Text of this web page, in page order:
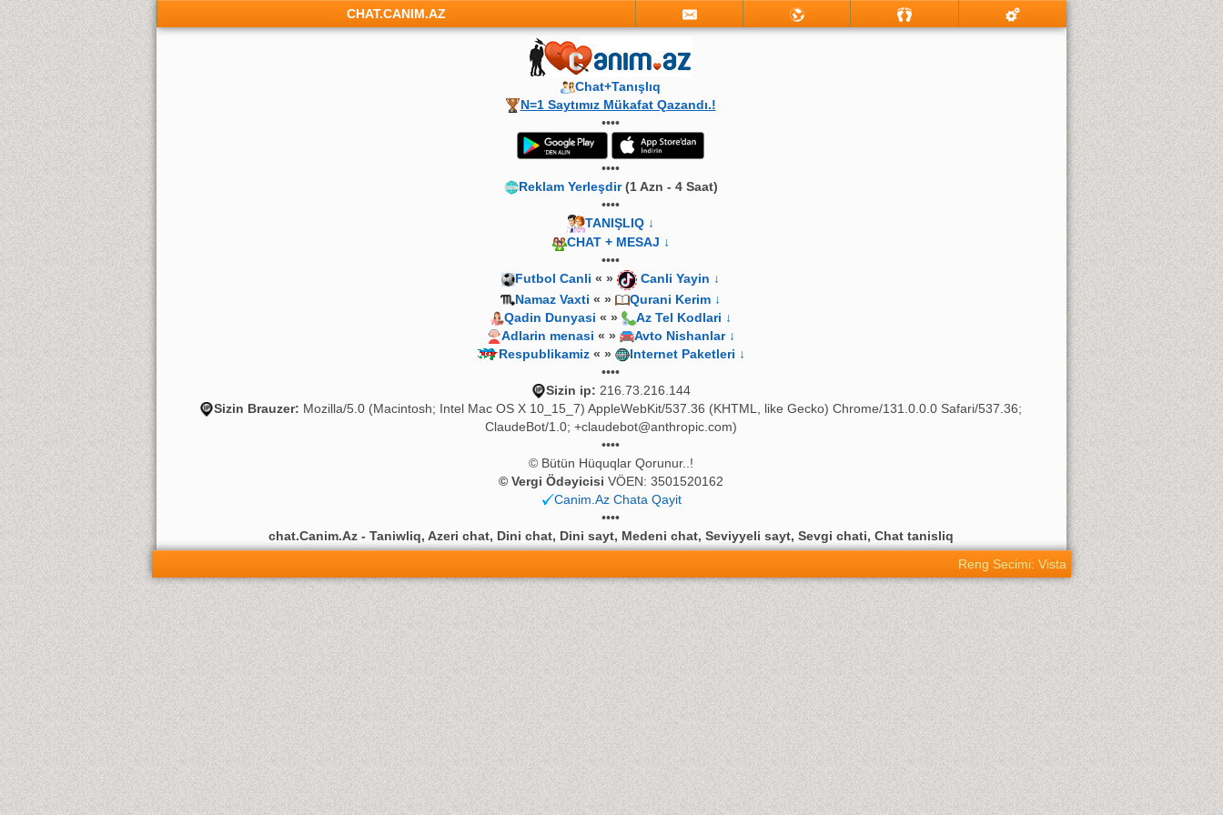
CHAT.CANIM.AZ
Chat+Tanışlıq
N=1 Saytımız Mükafat Qazandı.!
••••
••••
Reklam Yerleşdir(1 Azn - 4 Saat)
••••
TANIŞLIQ ↓
CHAT + MESAJ ↓
••••
Futbol Canli « »
Canli Yayin ↓
Namaz Vaxti « »
Qurani Kerim ↓
Qadin Dunyasi « »
Az Tel Kodlari ↓
Adlarin menasi « »
Avto Nishanlar ↓
Respublikamiz« »
Internet Paketleri ↓
••••
Sizin ip: 216.73.216.144
Sizin Brauzer: Mozilla/5.0 (Macintosh; Intel Mac OS X 10_15_7) AppleWebKit/537.36 (KHTML, like Gecko) Chrome/131.0.0.0 Safari/537.36;
ClaudeBot/1.0; +claudebot@anthropic.com)
••••
© Bütün Hüquqlar Qorunur..!
© Vergi Ödəyicisi VÖEN: 3501520162
Canim.Az Chata Qayit
••••
chat.Canim.Az - Taniwliq, Azeri chat, Dini chat, Dini sayt, Medeni chat, Seviyyeli sayt, Sevgi chati, Chat tanisliq
Reng Secimi: Vista